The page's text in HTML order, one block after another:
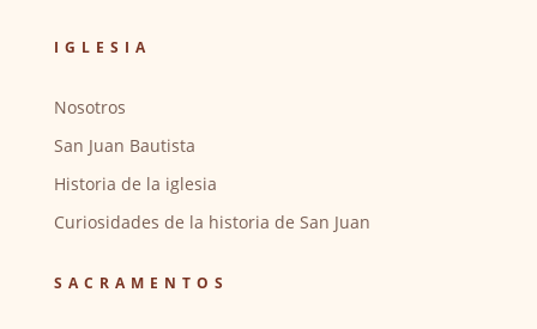
IGLESIA
Nosotros
San Juan Bautista
Historia de la iglesia
Curiosidades de la historia de San Juan
SACRAMENTOS